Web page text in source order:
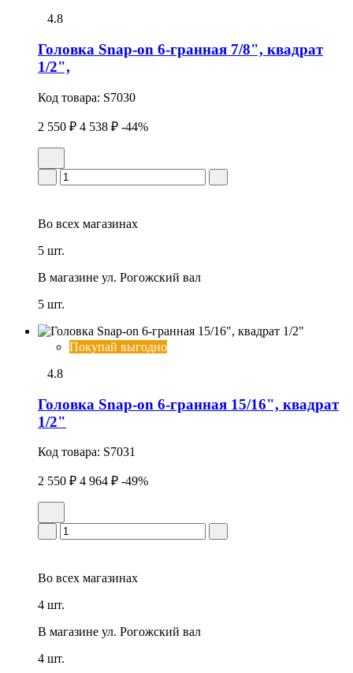
4.8
Головка Snap-on 6-гранная 7/8", квадрат
1/2",
Код товара: S7030
2 550 ₽ 4 538 ₽ -44%
Во всех магазинах
5 шт.
В магазине ул. Рогожский вал
5 шт.
Покупай выгодно
4.8
Головка Snap-on 6-гранная 15/16", квадрат
1/2"
Код товара: S7031
2 550 ₽ 4 964 ₽ -49%
Во всех магазинах
4 шт.
В магазине ул. Рогожский вал
4 шт.